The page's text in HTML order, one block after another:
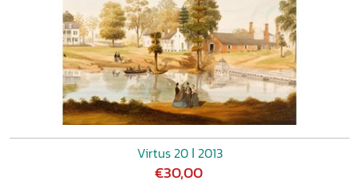
Virtus 20 ǀ 2013
€30,00